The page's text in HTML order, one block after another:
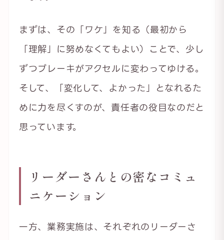
まずは、その「ワケ」を知る（最初から
「理解」に努めなくてもよい）ことで、少し
ずつブレーキがアクセルに変わってゆける。
そして、「変化して、よかった」となれるた
めに力を尽くすのが、責任者の役目なのだと
思っています。
リーダーさんとの密なコミュ
ニケーション
一方、業務実施は、それぞれのリーダーさ